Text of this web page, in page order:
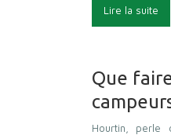
Lire la suite
Que
Hourtin, perle